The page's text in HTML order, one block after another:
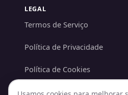
LEGAL
Termos de Serviço
Política de Privacidade
Política de Cookies
Política AML/KYC